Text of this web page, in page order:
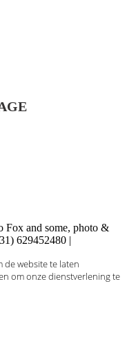
Fox and some, photo &
629452480 |
de website te laten
om onze dienstverlening te